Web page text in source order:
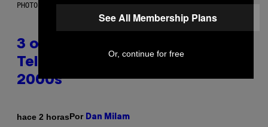
PHOTO BY JAMIE MCCARTHY/WIREIMAGE
3 of the Best Alt-Rock
Television Theme Songs of the
2000s
hace 2 horasPor Dan Milam
See All Membership Plans
Or, continue for free